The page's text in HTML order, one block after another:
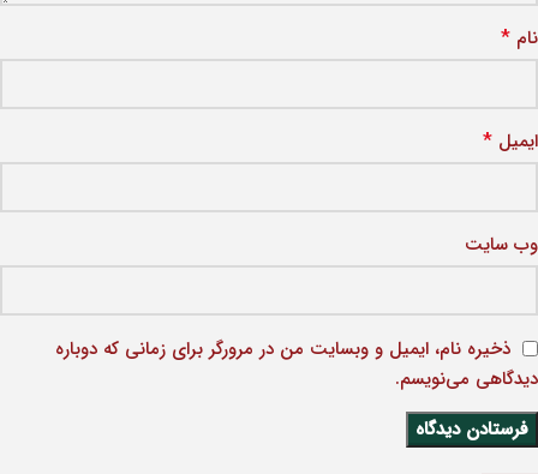
نام *
ایمیل *
وب‌ سایت
ذخیره نام، ایمیل و وبسایت من در مرورگر برای زمانی که دوباره
دیدگاهی می‌نویسم.